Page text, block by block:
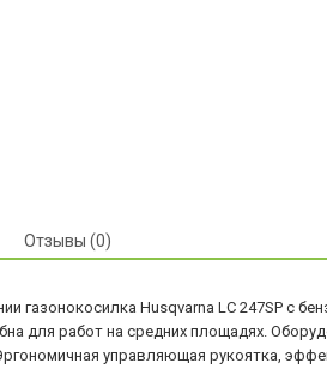
Отзывы (0)
газонокосилка Husqvarna LC 247SP с
для работ на средних площадях.
управляющая рукоятка,